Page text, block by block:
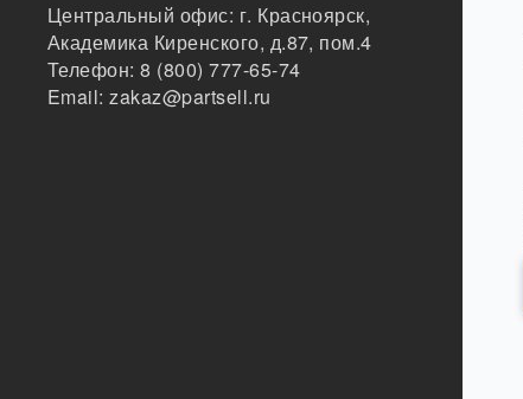
Центральный офис: г. Красноярск,
Академика Киренского, д.87, пом.4
Телефон:8 (800) 777-65-74
Email:zakaz@partsell.ru